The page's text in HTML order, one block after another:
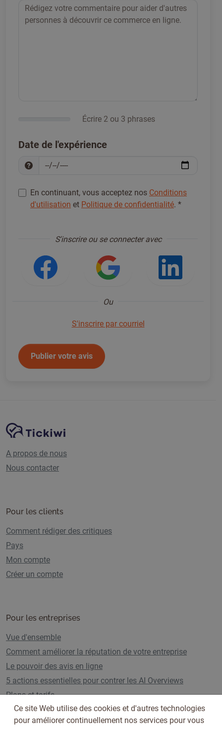
Écrire 2 ou 3 phrases
Date de l'expérience
En continuant, vous acceptez nos Conditions
d'utilisation et Politique de confidentialité. *
S'inscrire ou se connecter avec
Se connecter avec Facebook
Se connecter
Ou
S'inscrire par courriel
Publier votre avis
Navigation du sitePlate-forme Tickiwi
A propos de nous
Nous contacter
Pour les clients
Comment rédiger des critiques
Pays
Mon compte
Créer un compte
Pour les entreprises
Vue d'ensemble
Comment améliorer la réputation de votre entreprise
Le pouvoir des avis en ligne
5 actions essentielles pour contrer les AI Overviews
Plans et tarifs
Ce site Web utilise des cookies et d'autres technologies
pour améliorer continuellement nos services pour vous